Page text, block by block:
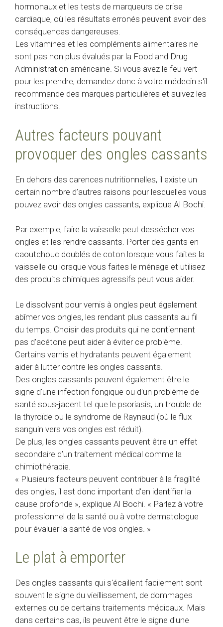
hormonaux et les tests de marqueurs de crise
cardiaque, où les résultats erronés peuvent avoir des
conséquences dangereuses.
Les vitamines et les compléments alimentaires ne
sont pas non plus évalués par la Food and Drug
Administration américaine. Si vous avez le feu vert
pour les prendre, demandez donc à votre médecin s'il
recommande des marques particulières et suivez les
instructions.
Autres facteurs pouvant
provoquer des ongles cassants
En dehors des carences nutritionnelles, il existe un
certain nombre d’autres raisons pour lesquelles vous
pouvez avoir des ongles cassants, explique Al Bochi.
Par exemple, faire la vaisselle peut dessécher vos
ongles et les rendre cassants. Porter des gants en
caoutchouc doublés de coton lorsque vous faites la
vaisselle ou lorsque vous faites le ménage et utilisez
des produits chimiques agressifs peut vous aider.
Le dissolvant pour vernis à ongles peut également
abîmer vos ongles, les rendant plus cassants au fil
du temps. Choisir des produits qui ne contiennent
pas d'acétone peut aider à éviter ce problème.
Certains vernis et hydratants peuvent également
aider à lutter contre les ongles cassants.
Des ongles cassants peuvent également être le
signe d'une infection fongique ou d'un problème de
santé sous-jacent tel que le psoriasis, un trouble de
la thyroïde ou le syndrome de Raynaud (où le flux
sanguin vers vos ongles est réduit).
De plus, les ongles cassants peuvent être un effet
secondaire d’un traitement médical comme la
chimiothérapie.
« Plusieurs facteurs peuvent contribuer à la fragilité
des ongles, il est donc important d'en identifier la
cause profonde », explique Al Bochi. « Parlez à votre
professionnel de la santé ou à votre dermatologue
pour évaluer la santé de vos ongles. »
Le plat à emporter
Des ongles cassants qui s'écaillent facilement sont
souvent le signe du vieillissement, de dommages
externes ou de certains traitements médicaux. Mais
dans certains cas, ils peuvent être le signe d'une